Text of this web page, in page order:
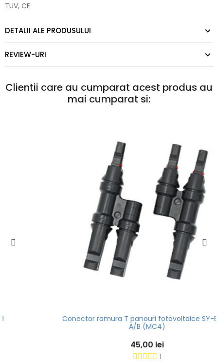
TUV, CE
DETALII ALE PRODUSULUI
REVIEW-URI
Clientii care au cumparat acest produs au
mai cumparat si:
Conector ramura T panouri fotovoltaice SY-BB21-
A/B (MC4)